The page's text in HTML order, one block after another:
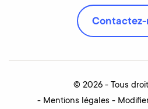
Contactez-
© 2026 - Tous
Mentions légales